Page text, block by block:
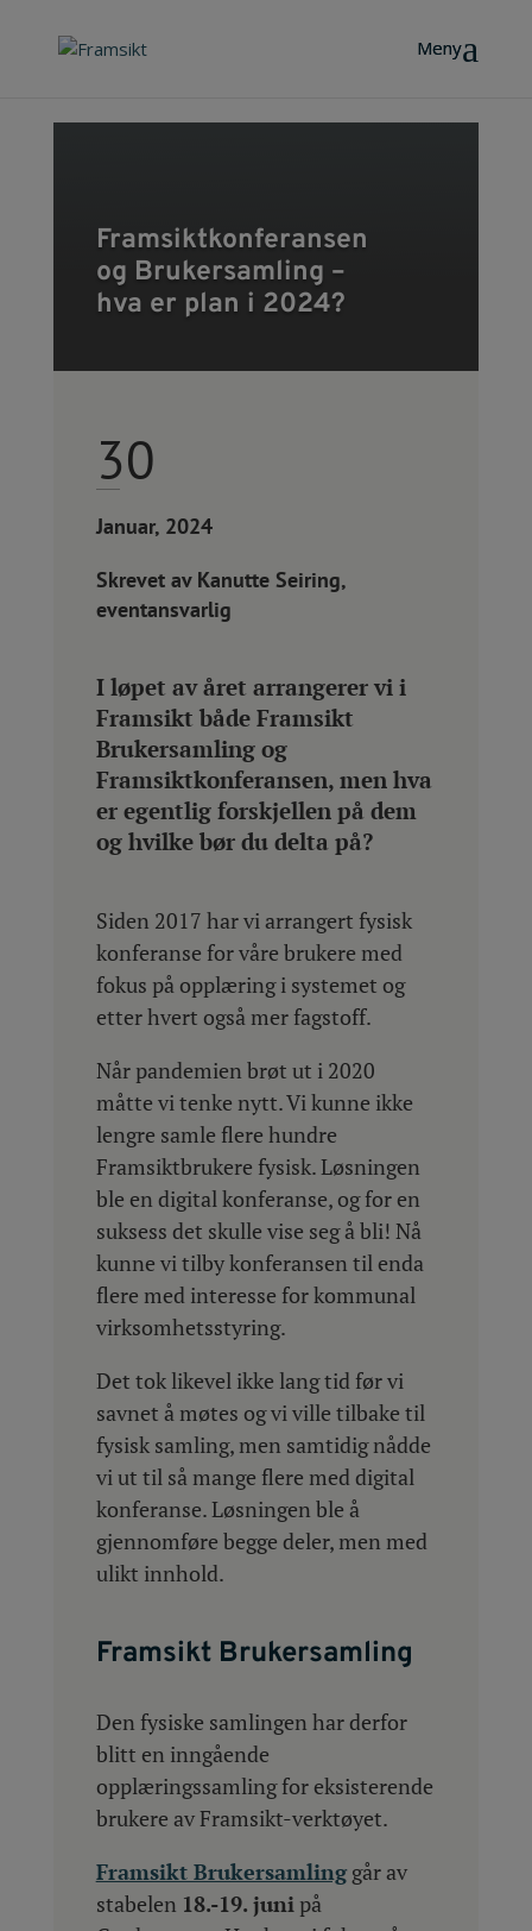
Framsiktkonferansen
og Brukersamling –
hva er plan i 2024?
30
Januar, 2024
Skrevet av Kanutte Seiring,
eventansvarlig
I løpet av året arrangerer vi i
Framsikt både Framsikt
Brukersamling og
Framsiktkonferansen, men hva
er egentlig forskjellen på dem
og hvilke bør du delta på?
Siden 2017 har vi arrangert fysisk
konferanse for våre brukere med
fokus på opplæring i systemet og
etter hvert også mer fagstoff.
Når pandemien brøt ut i 2020
måtte vi tenke nytt. Vi kunne ikke
lengre samle flere hundre
Framsiktbrukere fysisk. Løsningen
ble en digital konferanse, og for en
suksess det skulle vise seg å bli! Nå
kunne vi tilby konferansen til enda
flere med interesse for kommunal
virksomhetsstyring.
Det tok likevel ikke lang tid før vi
savnet å møtes og vi ville tilbake til
fysisk samling, men samtidig nådde
vi ut til så mange flere med digital
konferanse. Løsningen ble å
gjennomføre begge deler, men med
ulikt innhold.
Framsikt Brukersamling
Den fysiske samlingen har derfor
blitt en inngående
opplæringssamling for eksisterende
brukere av Framsikt-verktøyet.
Framsikt Brukersamlinggår av
stabelen 18.-19. junipå